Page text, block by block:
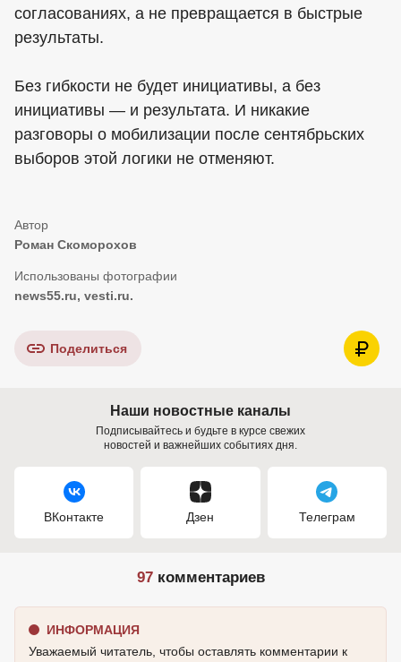
согласованиях, а не превращается в быстрые
результаты.
Без гибкости не будет инициативы, а без
инициативы — и результата. И никакие
разговоры о мобилизации после сентябрьских
выборов этой логики не отменяют.
Роман Скоморохов
news55.ru, vesti.ru.
Поделиться
Наши новостные каналы
Подписывайтесь и будьте в курсе свежих
новостей и важнейших событиях дня.
ВКонтакте Дзен Телеграм
97комментариев
ИНФОРМАЦИЯ
Уважаемый читатель, чтобы оставлять комментарии к